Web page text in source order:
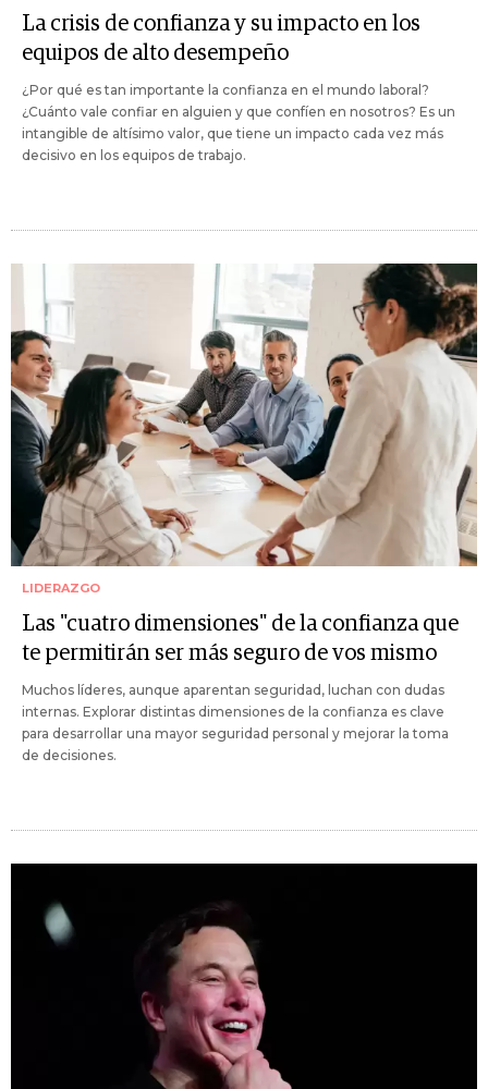
La crisis de confianza y su impacto en los
equipos de alto desempeño
¿Por qué es tan importante la confianza en el mundo laboral?
¿Cuánto vale confiar en alguien y que confíen en nosotros? Es un
intangible de altísimo valor, que tiene un impacto cada vez más
decisivo en los equipos de trabajo.
LIDERAZGO
Las "cuatro dimensiones" de la confianza que
te permitirán ser más seguro de vos mismo
Muchos líderes, aunque aparentan seguridad, luchan con dudas
internas. Explorar distintas dimensiones de la confianza es clave
para desarrollar una mayor seguridad personal y mejorar la toma
de decisiones.